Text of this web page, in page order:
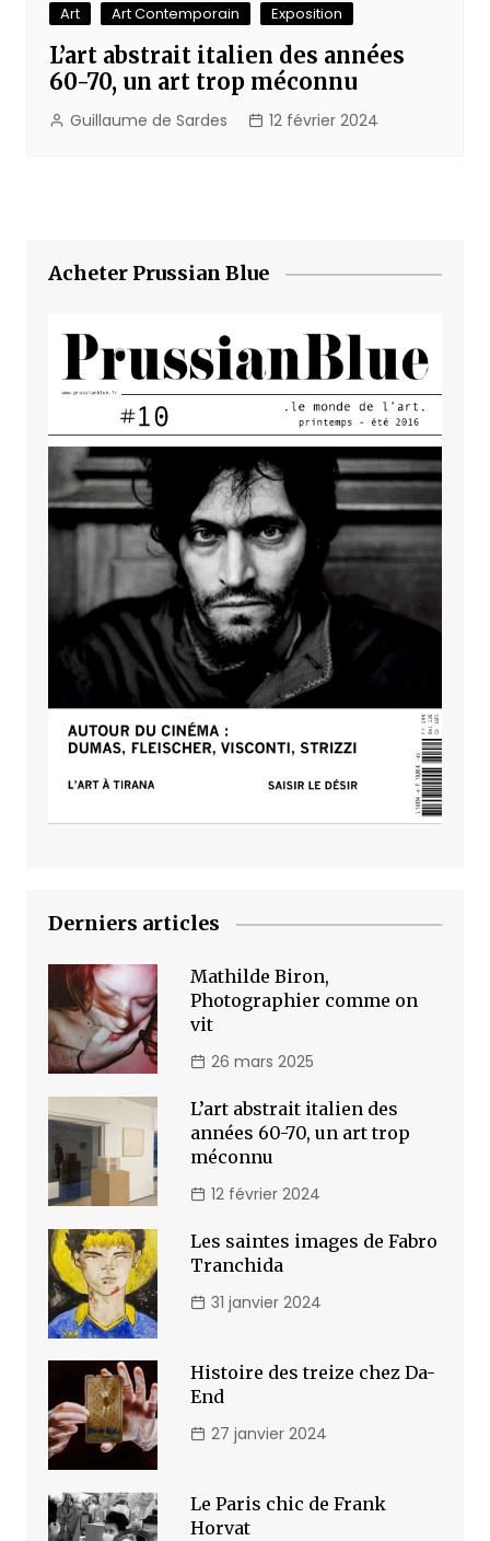
Art Art Contemporain Exposition
L’art abstrait italien des années
60-70, un art trop méconnu
Guillaume de Sardes 12 février 2024
Acheter Prussian Blue
Derniers articles
Mathilde Biron,
Photographier comme on
vit
26 mars 2025
L’art abstrait italien des
années 60-70, un art trop
méconnu
12 février 2024
Les saintes images de Fabro
Tranchida
31 janvier 2024
Histoire des treize chez Da-
End
27 janvier 2024
Le Paris chic de Frank
Horvat